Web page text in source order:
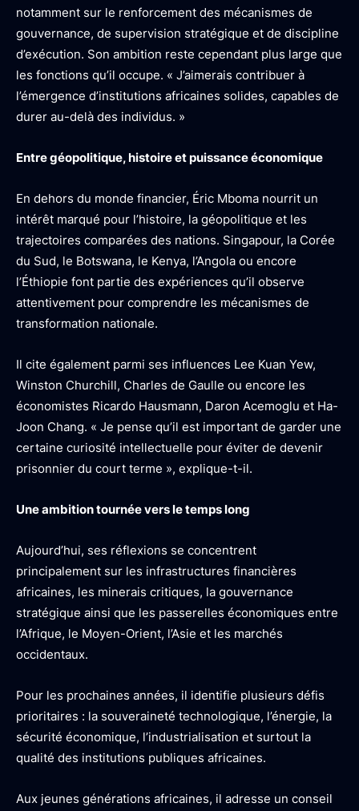
notamment sur le renforcement des mécanismes de
gouvernance, de supervision stratégique et de discipline
d’exécution. Son ambition reste cependant plus large que
les fonctions qu’il occupe. « J’aimerais contribuer à
l’émergence d’institutions africaines solides, capables de
durer au-delà des individus. »
Entre géopolitique, histoire et puissance économique
En dehors du monde financier, Éric Mboma nourrit un
intérêt marqué pour l’histoire, la géopolitique et les
trajectoires comparées des nations. Singapour, la Corée
du Sud, le Botswana, le Kenya, l’Angola ou encore
l’Éthiopie font partie des expériences qu’il observe
attentivement pour comprendre les mécanismes de
transformation nationale.
Il cite également parmi ses influences Lee Kuan Yew,
Winston Churchill, Charles de Gaulle ou encore les
économistes Ricardo Hausmann, Daron Acemoglu et Ha-
Joon Chang. « Je pense qu’il est important de garder une
certaine curiosité intellectuelle pour éviter de devenir
prisonnier du court terme », explique-t-il.
Une ambition tournée vers le temps long
Aujourd’hui, ses réflexions se concentrent
principalement sur les infrastructures financières
africaines, les minerais critiques, la gouvernance
stratégique ainsi que les passerelles économiques entre
l’Afrique, le Moyen-Orient, l’Asie et les marchés
occidentaux.
Pour les prochaines années, il identifie plusieurs défis
prioritaires : la souveraineté technologique, l’énergie, la
sécurité économique, l’industrialisation et surtout la
qualité des institutions publiques africaines.
Aux jeunes générations africaines, il adresse un conseil